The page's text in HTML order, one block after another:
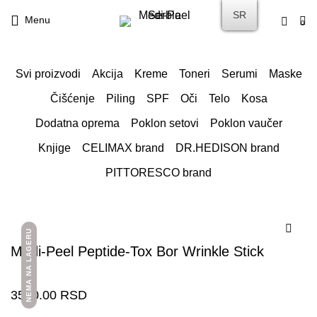
Menu 0
Svi proizvodi Akcija Kreme Toneri Serumi Maske
Čišćenje Piling SPF Oči Telo Kosa
Dodatna oprema Poklon setovi Poklon vaučer
Knjige CELIMAX brand DR.HEDISON brand
PITTORESCO brand
NEMA NA LAGERU
Medi-Peel Peptide-Tox Bor Wrinkle Stick
3500.00 RSD
SR